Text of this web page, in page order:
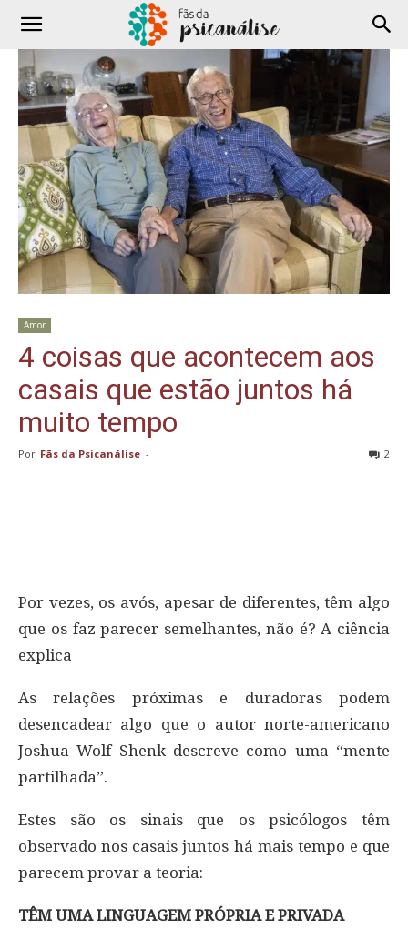
Amor
4 coisas que acontecem aos
casais que estão juntos há
muito tempo
Por Fãs da Psicanálise - 2
Por vezes, os avós, apesar de diferentes, têm algo
que os faz parecer semelhantes, não é? A ciência
explica
As relações próximas e duradoras podem
desencadear algo que o autor norte-americano
Joshua Wolf Shenk descreve como uma “mente
partilhada”.
Estes são os sinais que os psicólogos têm
observado nos casais juntos há mais tempo e que
parecem provar a teoria:
TÊM UMA LINGUAGEM PRÓPRIA E PRIVADA